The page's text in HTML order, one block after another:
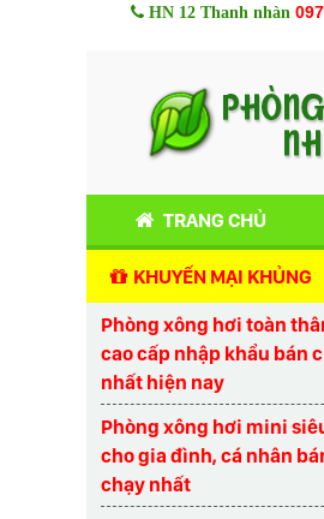
HN 12 Thanh nhàn
TRANG CHỦ
KHUYẾN MẠI KHỦNG
Phòng xông hơi toàn
cao cấp nhập khẩu bán
nhất hiện nay
Phòng xông hơi mini
cho gia đình, cá nhân
chạy nhất